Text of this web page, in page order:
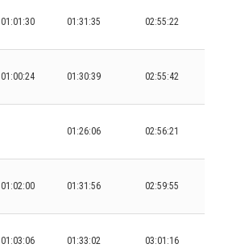
01:01:30 01:31:35 02:55:22
01:00:24 01:30:39 02:55:42
01:26:06 02:56:21
01:02:00 01:31:56 02:59:55
01:03:06 01:33:02 03:01:16